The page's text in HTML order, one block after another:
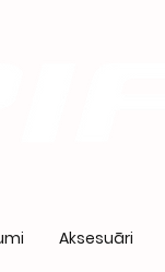
Aksesuāri